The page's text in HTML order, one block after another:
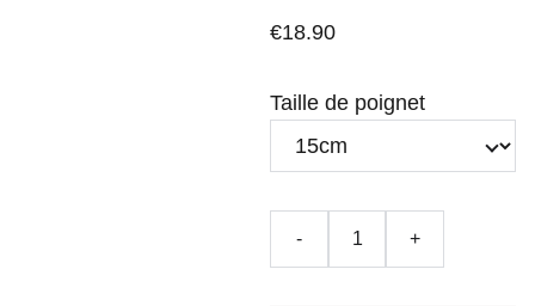
€18.90
Taille de poignet
- +